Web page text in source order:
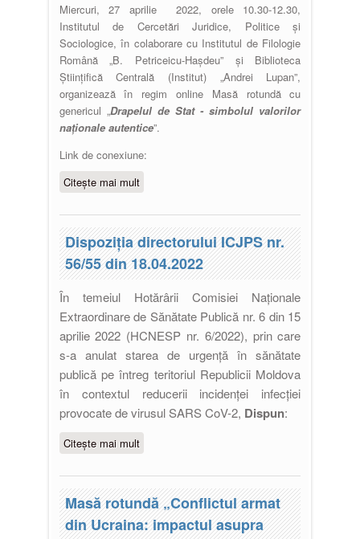
Miercuri, 27 aprilie 2022, orele 10.30-12.30,
Institutul de Cercetări Juridice, Politice și
Sociologice, în colaborare cu Institutul de Filologie
Română „B. Petriceicu-Hașdeu” și Biblioteca
Științifică Centrală (Institut) „Andrei Lupan”,
organizează în regim online Masă rotundă cu
genericul „Drapelul de Stat - simbolul valorilor
naționale autentice”.
Link de conexiune:
Citește mai multdespre Masă rotundă „Drapelul de
autentice”
Dispoziția directorului ICJPS nr.
56/55 din 18.04.2022
În temeiul Hotărârii Comisiei Naționale
Extraordinare de Sănătate Publică nr. 6 din 15
aprilie 2022 (HCNESP nr. 6/2022), prin care
s-a anulat starea de urgență în sănătate
publică pe întreg teritoriul Republicii Moldova
în contextul reducerii incidenței infecției
provocate de virusul SARS CoV-2, Dispun:
Citește mai multdespre Dispoziția directorului
Masă rotundă „Conflictul armat
din Ucraina: impactul asupra